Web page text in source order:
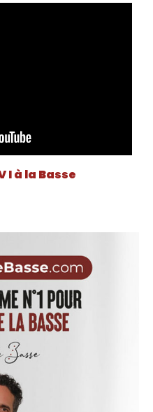
I à la Basse